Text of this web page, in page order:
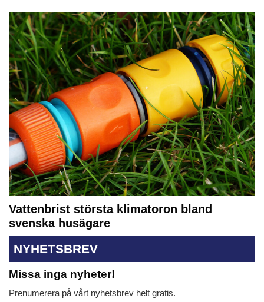
Vattenbrist största klimatoron bland
svenska husägare
NYHETSBREV
Missa inga nyheter!
Prenumerera på vårt nyhetsbrev helt gratis.